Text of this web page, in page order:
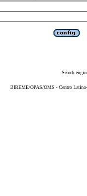
Search
BIREME/OPAS/OMS - Centro Latino-